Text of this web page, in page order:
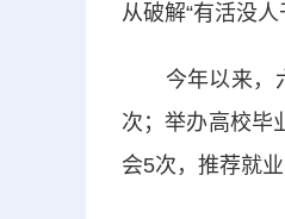
从破解“有活没人
今年以来，六
次；举办高校毕
会5次，推荐就